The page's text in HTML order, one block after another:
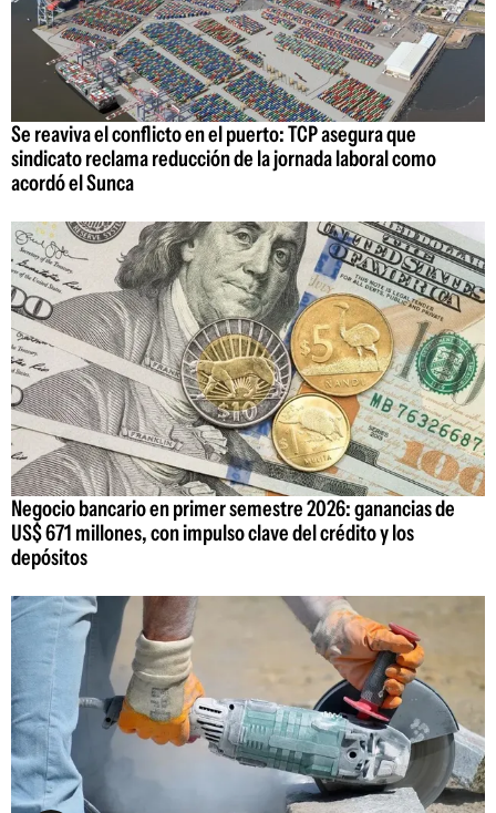
Se reaviva el conflicto en el puerto: TCP asegura que
sindicato reclama reducción de la jornada laboral como
acordó el Sunca
Negocio bancario en primer semestre 2026: ganancias de
US$ 671 millones, con impulso clave del crédito y los
depósitos